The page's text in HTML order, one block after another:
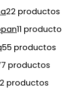
22 productos
11 producto
55 productos
7 productos
2 productos